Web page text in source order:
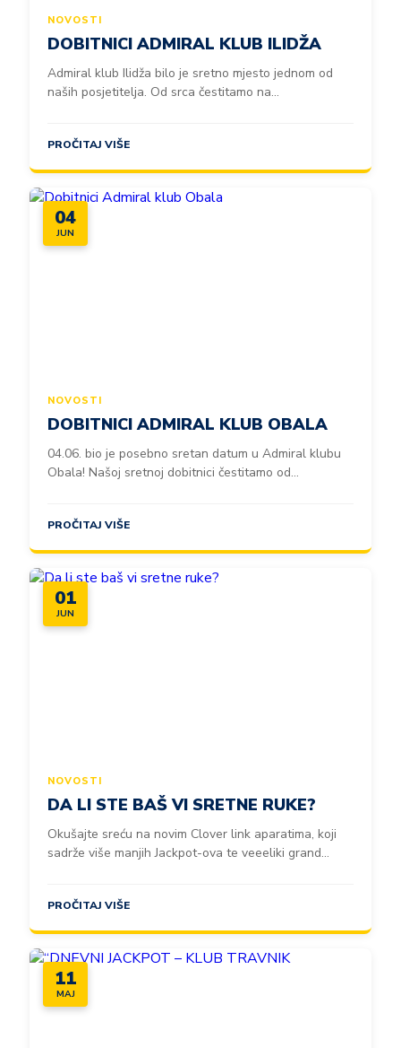
NOVOSTI
DOBITNICI ADMIRAL KLUB ILIDŽA
Admiral klub Ilidža bilo je sretno mjesto jednom od
naših posjetitelja. Od srca čestitamo na...
PROČITAJ VIŠE
04
JUN
NOVOSTI
DOBITNICI ADMIRAL KLUB OBALA
04.06. bio je posebno sretan datum u Admiral klubu
Obala! Našoj sretnoj dobitnici čestitamo od...
PROČITAJ VIŠE
01
JUN
NOVOSTI
DA LI STE BAŠ VI SRETNE RUKE?
Okušajte sreću na novim Clover link aparatima, koji
sadrže više manjih Jackpot-ova te veeeliki grand...
PROČITAJ VIŠE
11
MAJ